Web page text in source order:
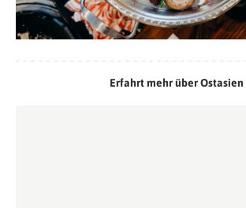
Erfahrt mehr über Ostasien